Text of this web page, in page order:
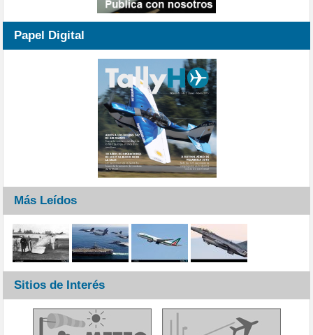
Papel Digital
Más Leídos
Sitios de Interés